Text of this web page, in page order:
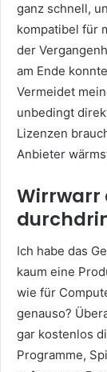
ganz schnell,
kompatibel für
der
am Ende
Vermeidet
unbedingt
Lizenzen
Anbieter
Wirrwarr
Ich habe das
kaum eine
wie für
genauso?
gar kostenlos
Programme,